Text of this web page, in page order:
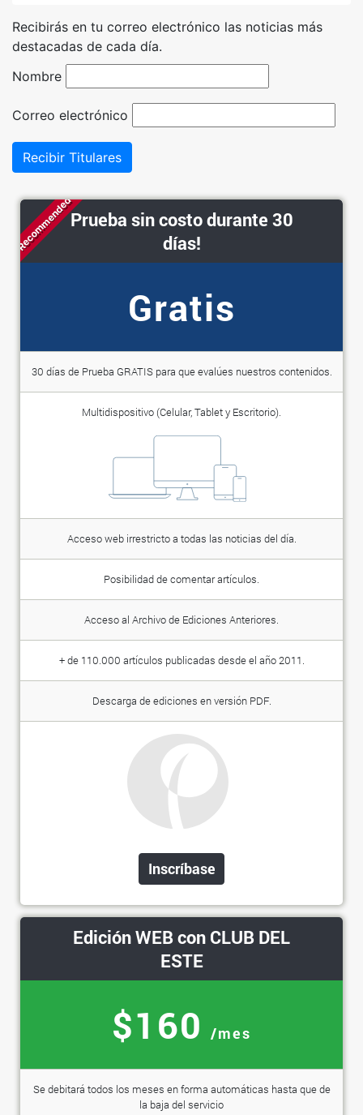
Recibirás en tu correo electrónico las noticias más
destacadas de cada día.
Nombre
Correo electrónico
Recibir Titulares
RecommendedPrueba sin costo durante 30
días!
Gratis
30 días de Prueba GRATIS para que evalúes nuestros contenidos.
Multidispositivo (Celular, Tablet y Escritorio).
Acceso web irrestricto a todas las noticias del día.
Posibilidad de comentar artículos.
Acceso al Archivo de Ediciones Anteriores.
+ de 110.000 artículos publicadas desde el año 2011.
Descarga de ediciones en versión PDF.
Inscríbase
Edición WEB con CLUB DEL
ESTE
$160 /mes
Se debitará todos los meses en forma automáticas hasta que de
la baja del servicio